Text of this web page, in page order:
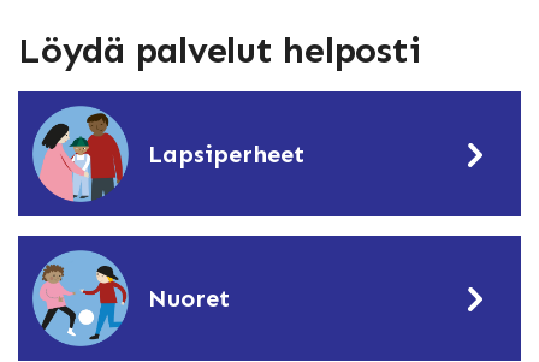
Löydä palvelut helposti
Lapsiperheet
Nuoret